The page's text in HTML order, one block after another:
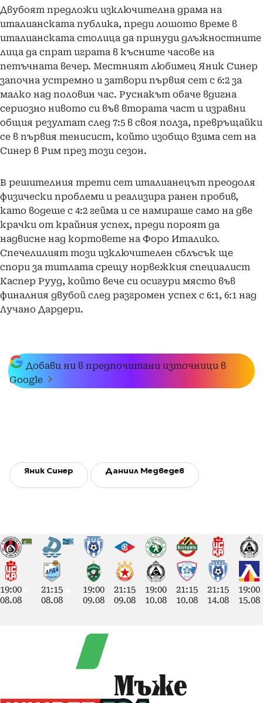
Двубоят предложи изключителна драма на
италианската публика, преди лошото време в
италианската столица да принуди длъжностните
лица да спрат играта в късните часове на
петъчната вечер. Местният любимец Яник Синер
започна устремно и затвори първия сет с 6:2 за
малко над половин час. Руснакът обаче вдигна
сериозно нивото си във втората част и изравни
общия резултат след 7:5 в своя полза, превръщайки
се в първия тенисист, който изобщо взима сет на
Синер в Рим през този сезон.
В решителния трети сет италианецът преодоля
физически проблеми и реализира ранен пробив,
като водеше с 4:2 гейма и се намираше само на две
крачки от крайния успех, преди пороят да
надвисне над кортовете на Форо Италико.
Спечелилият този изключителен сблъсък ще
спори за титлата срещу норвежкия специалист
Каспер Рууд, който вече си осигури място във
финалния двубой след разгромен успех с 6:1, 6:1 над
Лучано Дардери.
Добави ни в предпочитани източници в
Google
Яник Синер Даниил Медведев
19:00
08.08
21:15
08.08
19:00
09.08
21:15
09.08
19:00
10.08
21:15
10.08
21:15
14.08
19:00
15.08
Мъже